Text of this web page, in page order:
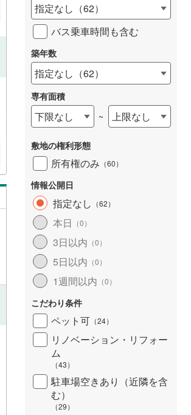
指定なし （62）
バス乗車時間も含む
築年数
指定なし （62）
専有面積
下限なし ~ 上限なし
敷地の権利形態
所有権のみ （60）
情報公開日
指定なし （62）
本日 （0）
3日以内 （0）
5日以内 （0）
1週間以内 （0）
こだわり条件
ペット可 （24）
リノベーション・リフォー
ム
（43）
駐車場空きあり（近隣を含
む）
（29）
東西線(227
予讃線(45)
高徳線(
牟岐線(19)
山陽本線（JR九州） (13)
篠栗線(95)
指宿枕崎線(54)
筑肥線( 57)
久大本線(90
日田彦山線
筑豊本線( 18 )
北海道新幹線(0 )
山形新幹線(209)
東海道新幹線(
九州新幹線 ( 115
札幌市営地下鉄東豊線( 39)
東京メトロ銀座線